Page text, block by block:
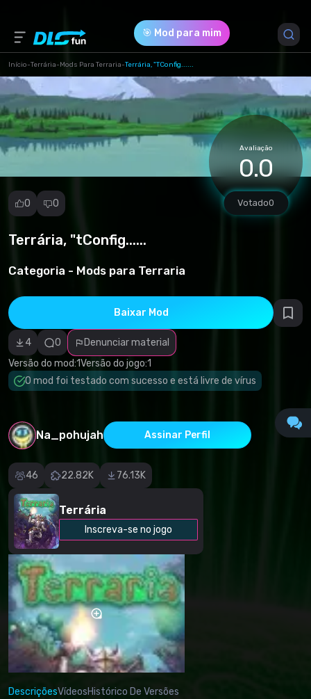
🎯 Mod para mim
Início-Terrária-Mods Para Terraria-Terrária, "tConfig......
Avaliação
0.0
Votado0
0 0
Terrária, "tConfig......
Categoria - Mods para Terraria
Baixar Mod
4 0
Denunciar material
Versão do mod:1Versão do jogo:1
O mod foi testado com sucesso e está livre de vírus
Na_pohujah Assinar Perfil
46 22.82K 76.13K
Terrária
Inscreva-se no jogo
Denunciar
incorreta
Software
malicioso/vírus
Conteúdo não
funcional
Descrição
DescriçõesVídeosHistórico De Versões
Versão do Jogo *
1 (116_tconfig_install.rar)